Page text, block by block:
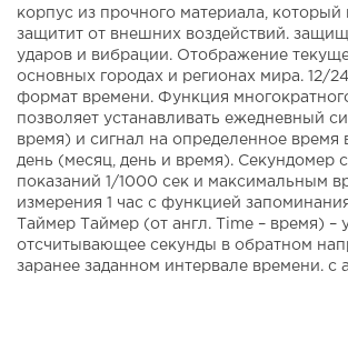
корпус из прочного материала,
защитит от внешних воздействий.
ударов и вибрации. Отображение
основных городах и регионах мира. 12/
формат времени. Функция
позволяет устанавливать ежедневный
время) и сигнал на определенное время
день (месяц, день и время). Секундомер
показаний 1/1000 сек и максимальным
измерения 1 час с функцией
Таймер Таймер (от англ. Time – время) –
отсчитывающее секунды в обратном
заранее заданном интервале времени. с